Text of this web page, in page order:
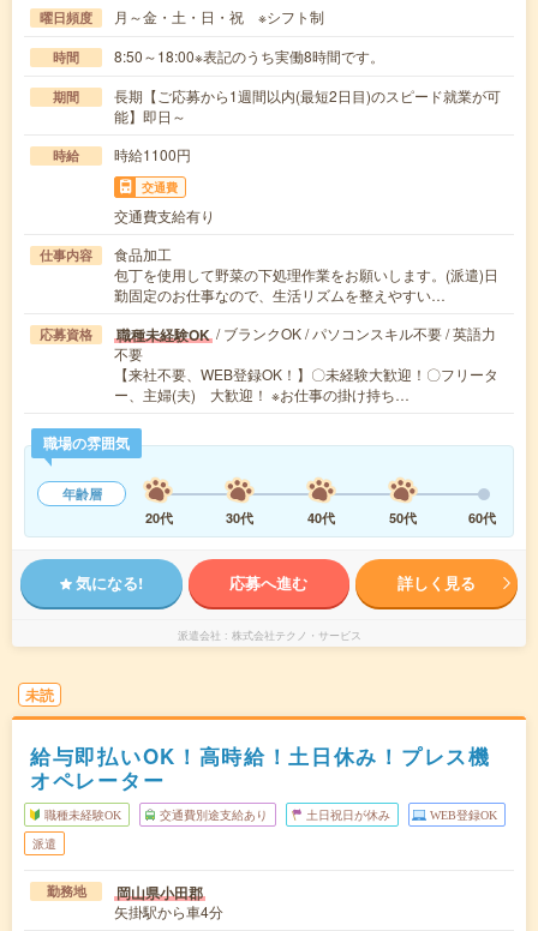
曜日頻度 月～金・土・日・祝 ※シフト制
時間 8:50～18:00※表記のうち実働8時間です。
期間
長期【ご応募から1週間以内(最短2日目)のスピード就業が可
能】即日～
時給 時給1100円
交通費
交通費支給有り
仕事内容
食品加工
包丁を使用して野菜の下処理作業をお願いします。(派遣)日
勤固定のお仕事なので、生活リズムを整えやすい…
応募資格 職種未経験OK / ブランクOK / パソコンスキル不要 / 英語力
不要
【来社不要、WEB登録OK！】〇未経験大歓迎！〇フリータ
ー、主婦(夫) 大歓迎！ ※お仕事の掛け持ち…
職場の雰囲気
年齢層
20代
30代 40代 50代 60代
気になる! 応募へ進む 詳しく見る
派遣会社 株式会社テクノ・サービス
未読
給与即払いOK！高時給！土日休み！プレス機
オペレーター
職種未経験OK 交通費別途支給あり 土日祝日が休み WEB登録OK
派遣
勤務地 岡山県小田郡
矢掛駅から車4分